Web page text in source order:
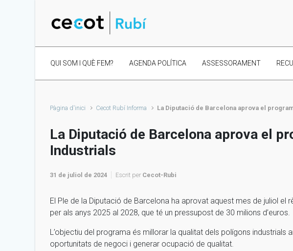
QUI SOM I QUÈ FEM? AGENDA POLÍTICA ASSESSORAMENT
Pàgina d'inici Cecot Rubí Informa La Diputació de Barcelona aprova el
La Diputació de Barcelona aprova el
Industrials
31 de juliol de 2024 Escrit per Cecot-Rubi
El Ple de la Diputació de Barcelona ha aprovat aquest mes de juliol
per als anys 2025 al 2028, que té un pressupost de 30 milions d’euros.
L’objectiu del programa és millorar la qualitat dels polígons
oportunitats de negoci i generar ocupació de qualitat.